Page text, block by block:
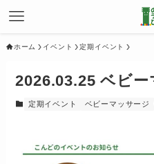
ホーム イベント 定期イベント
2026.03.25 ベビー
定期イベント ベビーマッサージ